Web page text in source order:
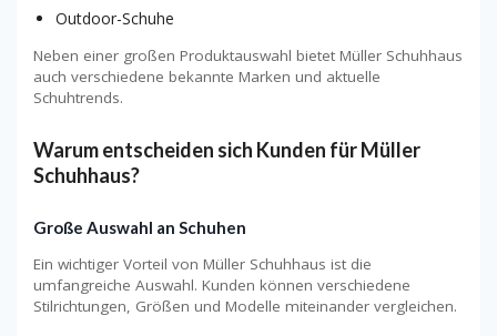
Outdoor-Schuhe
Neben einer großen Produktauswahl bietet Müller Schuhhaus
auch verschiedene bekannte Marken und aktuelle
Schuhtrends.
Warum entscheiden sich Kunden für Müller
Schuhhaus?
Große Auswahl an Schuhen
Ein wichtiger Vorteil von Müller Schuhhaus ist die
umfangreiche Auswahl. Kunden können verschiedene
Stilrichtungen, Größen und Modelle miteinander vergleichen.